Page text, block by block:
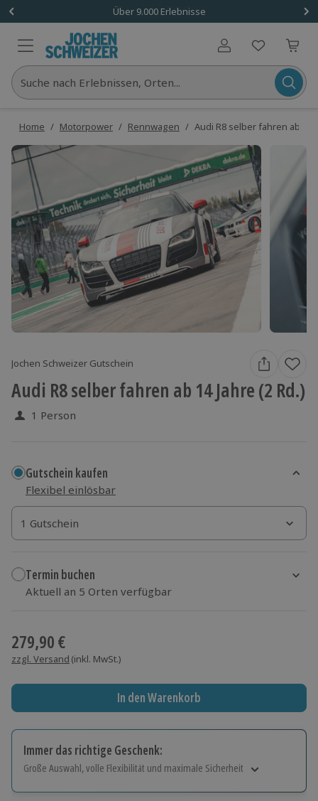
Über 9.000 Erlebnisse
Benutzerkonto
Suche nach Erlebnissen, Orten...
Home / Motorpower / Rennwagen / Audi R8 selber fahren ab 14
Jochen Schweizer Gutschein
Audi R8 selber fahren ab 14 Jahre (2 Rd.)
1 Person
Gutschein kaufen
Flexibel einlösbar
1 Gutschein
1 Gutschein
1 Gutschein
Termin buchen
Aktuell an 5 Orten verfügbar
279,90 €
zzgl. Versand (inkl. MwSt.)
In den Warenkorb
Immer das richtige Geschenk:
Große Auswahl, volle Flexibilität und maximale Sicherheit